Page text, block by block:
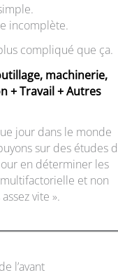
incomplète.
compliqué que ça.
machinerie,
+ Travail + Autres
jour dans le monde
sur des études
en déterminer les
et non
vite ».
l’avant